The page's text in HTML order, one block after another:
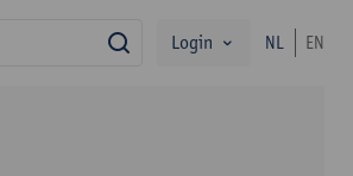
zoekLogin NL EN